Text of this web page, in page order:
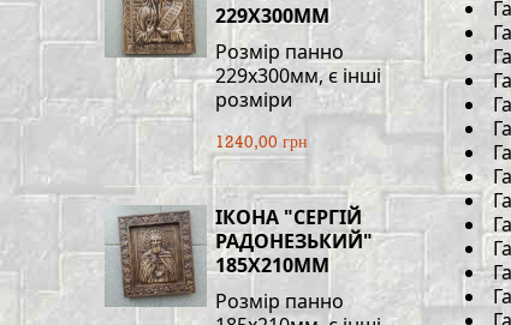
229Х300ММ
Розмір панно
229х300мм, є інші
розміри
1240,00 грн
ІКОНА "СЕРГІЙ
РАДОНЕЗЬКИЙ"
185Х210ММ
Розмір панно